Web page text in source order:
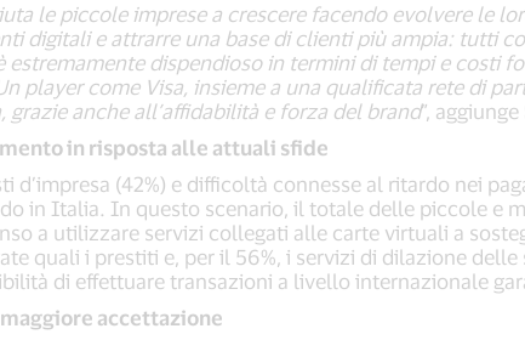
le piccole imprese a crescere facendo evolvere le
digitali e attrarre una base di clienti più ampia: tutti
estremamente dispendioso in termini di tempi e costi
player come Visa, insieme a una qualificata rete di
grazie anche all’affidabilità e forza del brand”, aggiunge
in risposta alle attuali sfide
d’impresa (42%) e difficoltà connesse al ritardo nei
in Italia. In questo scenario, il totale delle piccole e
a utilizzare servizi collegati alle carte virtuali a
quali i prestiti e, per il 56%, i servizi di dilazione
di effettuare transazioni a livello internazionale
accettazione